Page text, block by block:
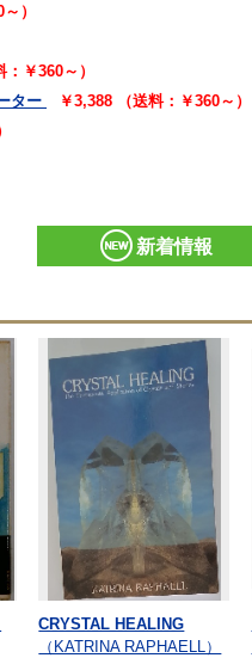
）
￥360～）
ター
￥3,388 （送料：￥360～）
新着情報
CRYSTAL HEALING
（KATRINA RAPHAELL）